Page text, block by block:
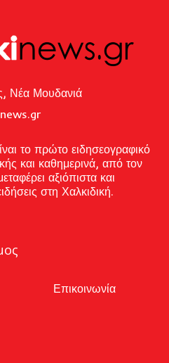
Νέα Μουδανιά
το πρώτο ειδησεογραφικό
και καθημερινά, από τον
αξιόπιστα και
στη Χαλκιδική.
Επικοινωνία